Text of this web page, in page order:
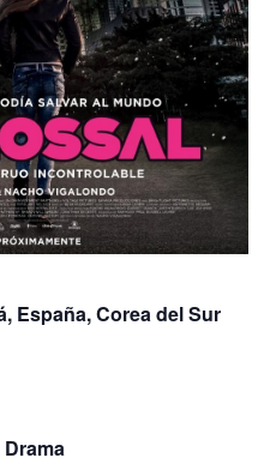
España, Corea del Sur